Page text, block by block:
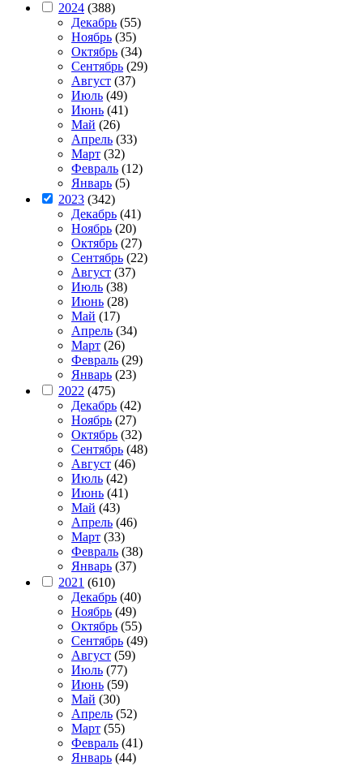
2024 (388)
Декабрь (55)
Ноябрь (35)
Октябрь (34)
Сентябрь (29)
Август (37)
Июль (49)
Июнь (41)
Май (26)
Апрель (33)
Март (32)
Февраль (12)
Январь (5)
2023 (342)
Декабрь (41)
Ноябрь (20)
Октябрь (27)
Сентябрь (22)
Август (37)
Июль (38)
Июнь (28)
Май (17)
Апрель (34)
Март (26)
Февраль (29)
Январь (23)
2022 (475)
Декабрь (42)
Ноябрь (27)
Октябрь (32)
Сентябрь (48)
Август (46)
Июль (42)
Июнь (41)
Май (43)
Апрель (46)
Март (33)
Февраль (38)
Январь (37)
2021 (610)
Декабрь (40)
Ноябрь (49)
Октябрь (55)
Сентябрь (49)
Август (59)
Июль (77)
Июнь (59)
Май (30)
Апрель (52)
Март (55)
Февраль (41)
Январь (44)